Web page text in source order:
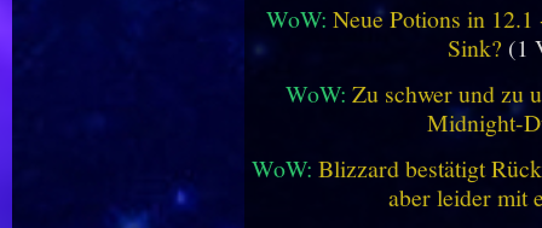
WoW:Neue Potions in
Sink? (1
WoW: Zu schwer und zu
Midnight-
WoW: Blizzard bestätigt
aber leider mit